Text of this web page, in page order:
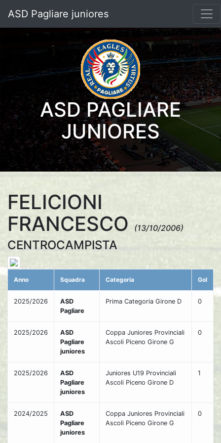
ASD Pagliare juniores
ASD PAGLIARE
JUNIORES
FELICIONI
FRANCESCO
(13/10/2006)
CENTROCAMPISTA
Anno Squadra Categoria Gol
2025/2026
ASD
Pagliare
Prima Categoria Girone D 0
2025/2026
ASD
Pagliare
juniores
Coppa Juniores Provinciali
Ascoli Piceno Girone G
0
2025/2026
ASD
Pagliare
juniores
Juniores U19 Provinciali
Ascoli Piceno Girone D
1
2024/2025
ASD
Pagliare
juniores
Coppa Juniores Provinciali
Ascoli Piceno Girone G
0